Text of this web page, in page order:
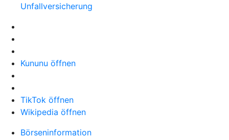
Unfallversicherung
Kununu öffnen
TikTok öffnen
Wikipedia öffnen
Börseninformation